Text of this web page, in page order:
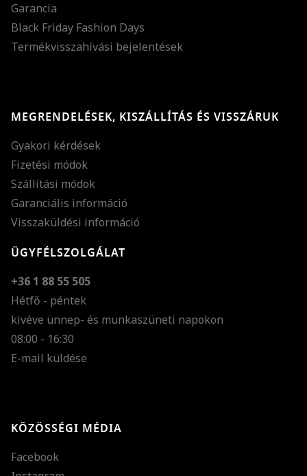
Garancia
Black Friday Fashion Days
Termékvisszahívási bejelentések
MEGRENDELÉSEK, KISZÁLLÍTÁS ÉS VISSZÁRUK
Gyakori kérdések
Fizetési módok
Szállítási módok
Garanciális információ
Visszaküldési információ
ÜGYFÉLSZOLGÁLAT
+36 1 88 55 505
Hétfő - péntek
kivéve ünnep- és munkaszüneti napokon
08:00 - 16:30
E-mail küldése
KÖZÖSSÉGI MÉDIA
Facebook